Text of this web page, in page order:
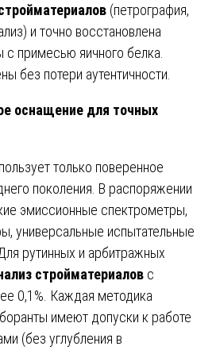
(петрография,
и точно восстановлена
с примесью яичного белка.
без потери аутентичности.
оснащение для точных
только поверенное
поколения. В распоряжении
эмиссионные спектрометры,
универсальные испытательные
рутинных и арбитражных
стройматериалов с
0,1%. Каждая методика
имеют допуски к работе
(без углубления в